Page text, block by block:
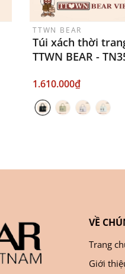
TTWN BEAR
Túi xách thời
TTWN BEAR -
1.610.000₫
VỀ
Trang
Giới